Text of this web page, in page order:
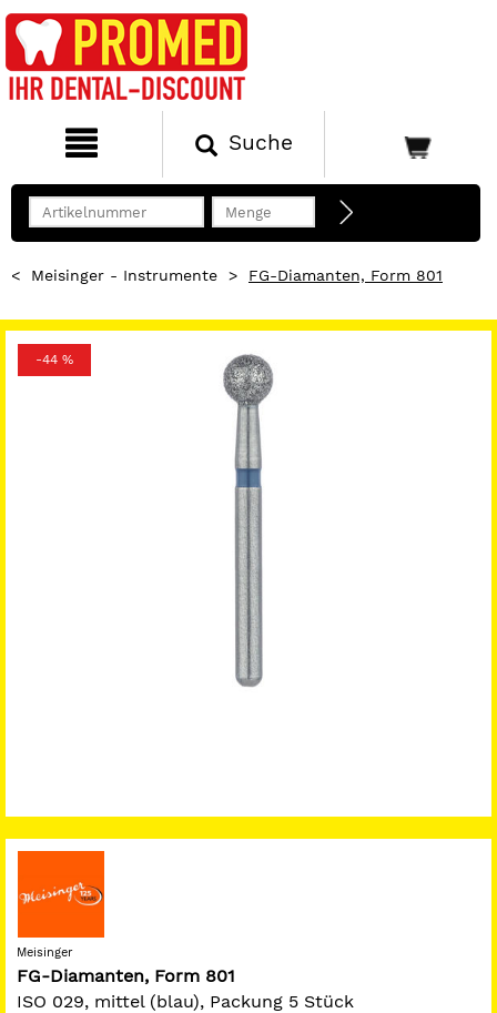
Suche
< Meisinger - Instrumente > FG-Diamanten, Form 801
-44 %
Meisinger
FG-Diamanten, Form 801
ISO 029, mittel (blau), Packung 5 Stück